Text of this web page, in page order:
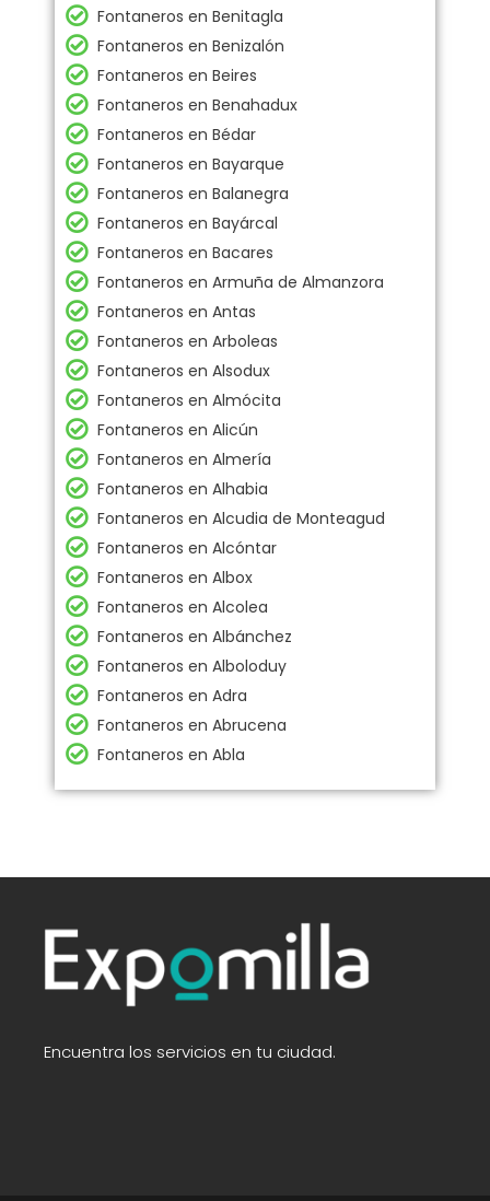
Fontaneros en Benitagla
Fontaneros en Benizalón
Fontaneros en Beires
Fontaneros en Benahadux
Fontaneros en Bédar
Fontaneros en Bayarque
Fontaneros en Balanegra
Fontaneros en Bayárcal
Fontaneros en Bacares
Fontaneros en Armuña de Almanzora
Fontaneros en Antas
Fontaneros en Arboleas
Fontaneros en Alsodux
Fontaneros en Almócita
Fontaneros en Alicún
Fontaneros en Almería
Fontaneros en Alhabia
Fontaneros en Alcudia de Monteagud
Fontaneros en Alcóntar
Fontaneros en Albox
Fontaneros en Alcolea
Fontaneros en Albánchez
Fontaneros en Alboloduy
Fontaneros en Adra
Fontaneros en Abrucena
Fontaneros en Abla
Encuentra los servicios en tu ciudad.